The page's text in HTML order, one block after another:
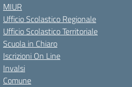
MIUR
Ufficio Scolastico Regionale
Ufficio Scolastico Territoriale
Scuola in Chiaro
Iscrizioni On Line
Invalsi
Comune